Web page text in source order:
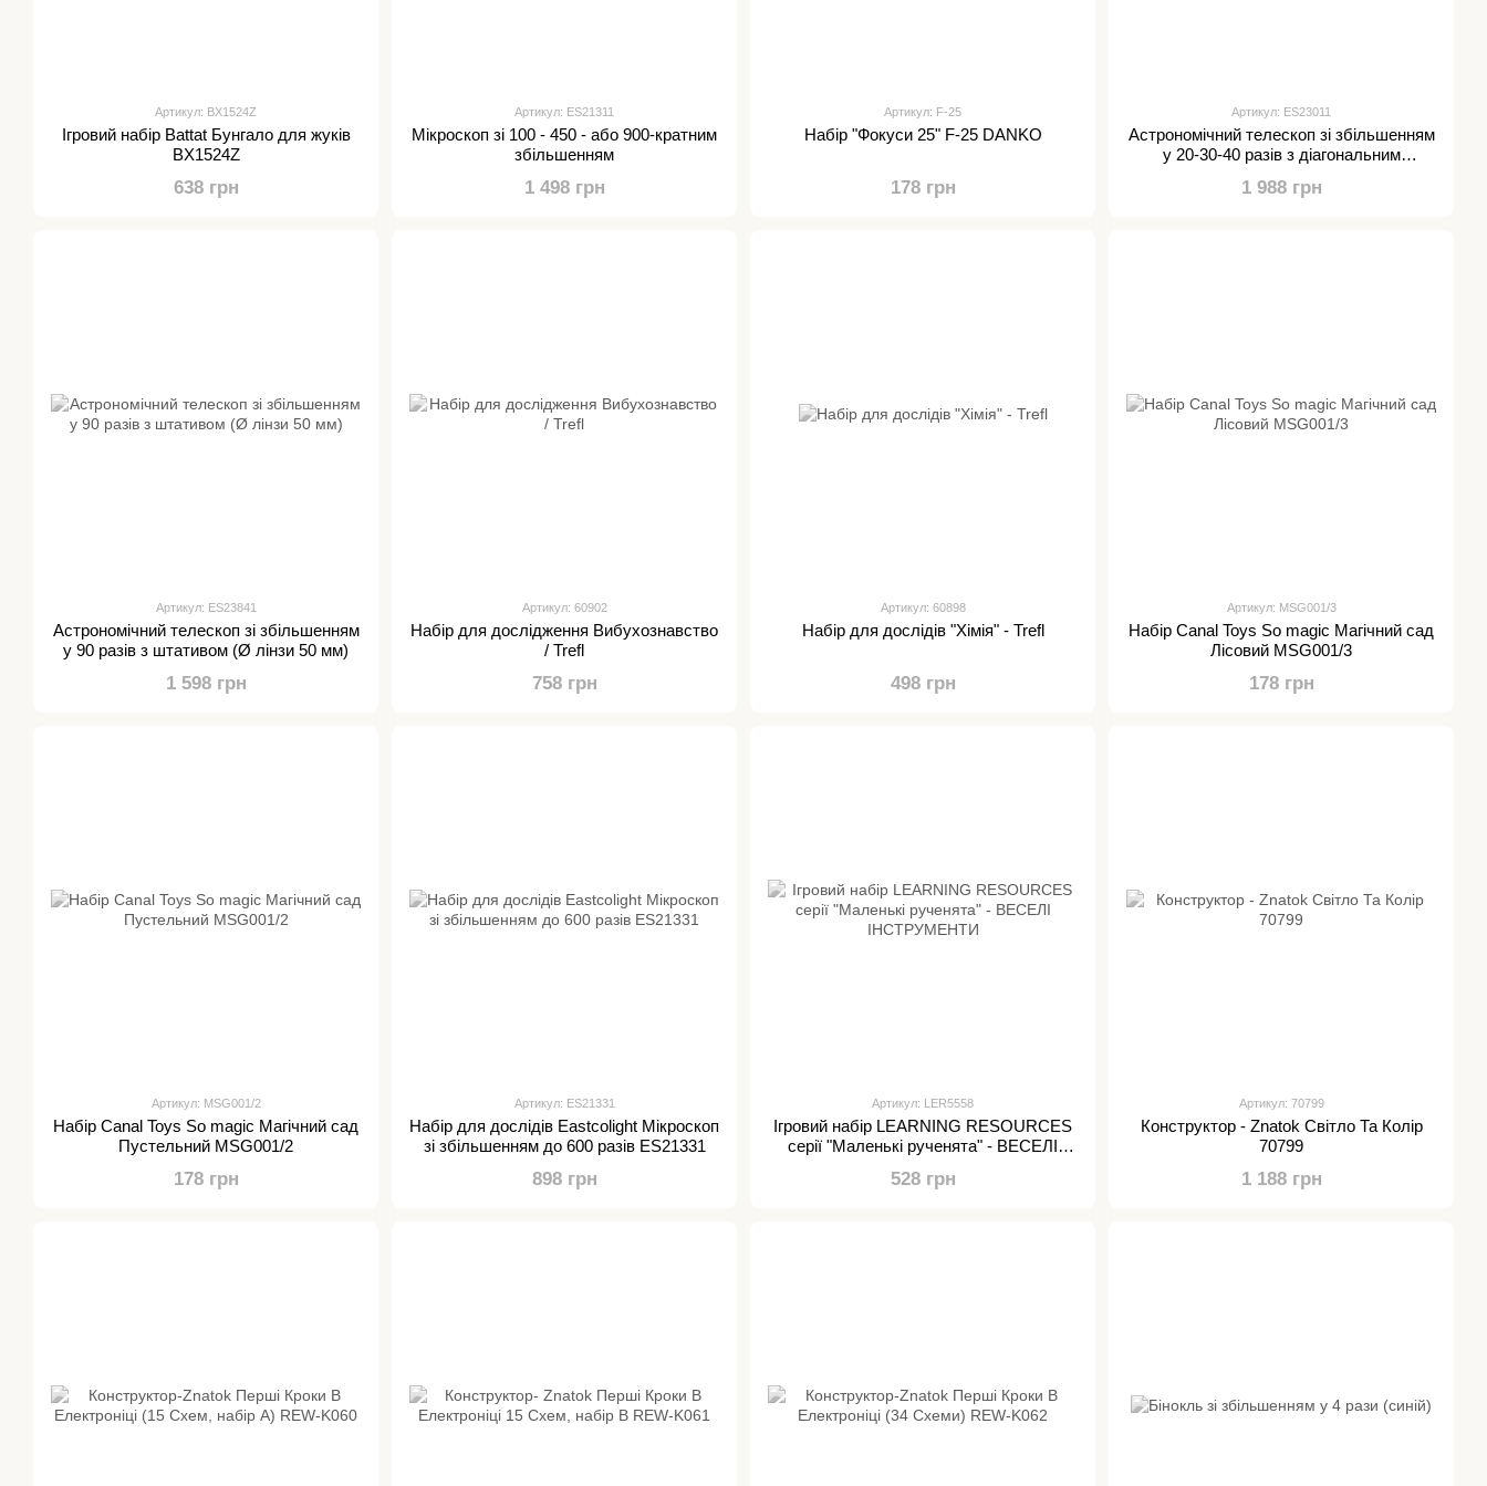
Артикул: BX1524Z
Ігровий набір Battat Бунгало для жуків
BX1524Z
638 грн
Артикул: ES21311
Мікроскоп зі 100 - 450 - або 900-кратним
збільшенням
1 498 грн
Артикул: F-25
Набір "Фокуси 25" F-25 DANKO
178 грн
Артикул: ES23011
Астрономічний телескоп зі збільшенням
у 20-30-40 разів з діагональним
1 988 грн
Артикул: ES23841
Астрономічний телескоп зі збільшенням
у 90 разів з штативом (Ø лінзи 50 мм)
1 598 грн
Артикул: 60902
Набір для дослідження Вибухознавство
/ Trefl
758 грн
Артикул: 60898
Набір для дослідів "Хімія" - Trefl
498 грн
Артикул: MSG001/3
Набір Canal Toys So magic Магічний сад
Лісовий MSG001/3
178 грн
Артикул: MSG001/2
Набір Canal Toys So magic Магічний сад
Пустельний MSG001/2
178 грн
Артикул: ES21331
Набір для дослідів Eastcolight Мікроскоп
зі збільшенням до 600 разів ES21331
898 грн
Артикул: LER5558
Ігровий набір LEARNING RESOURCES
серії "Маленькі рученята" - ВЕСЕЛІ
528 грн
Артикул: 70799
Конструктор - Znatok Світло Та Колір
70799
1 188 грн